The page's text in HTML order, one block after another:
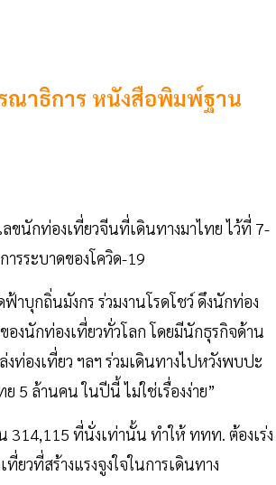
ณาธิการ หนังสือพิมพ์ฐาน
ขนักท่องเที่ยวจีนที่เดินทางมาไทย ไว้ที่ 7-
รระบาดของโควิด-19
บุกถิ่นมังกร ร่วมงานโรดโชว์ ดึงนักท่อง
องนักท่องเที่ยวทั่วโลก โดยมีนักธุรกิจด้าน
งท่องเที่ยว ฯลฯ ร่วมเดินทางไปหวังพบปะ
5 ล้านคน ในปีนี้ ไม่ใช่เรื่องง่าย”
314,115 ที่นั่งเท่านั้น ทำให้ ททท. ต้องเร่ง
วที่สร้างแรงจูงใจในการเดินทาง